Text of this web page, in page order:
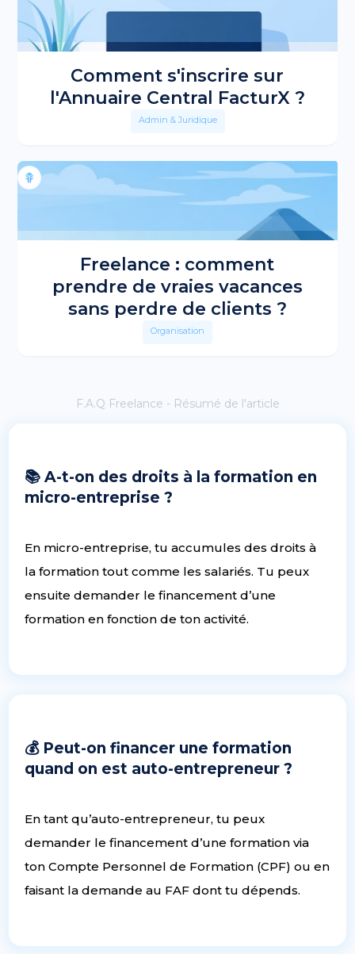
Comment s'inscrire sur
l'Annuaire Central FacturX ?
Admin & Juridique
Freelance : comment
prendre de vraies vacances
sans perdre de clients ?
Organisation
F.A.Q Freelance - Résumé de l'article
📚 A-t-on des droits à la formation en
micro-entreprise ?
En micro-entreprise, tu accumules des droits à
la formation tout comme les salariés. Tu peux
ensuite demander le financement d’une
formation en fonction de ton activité.
💰 Peut-on financer une formation
quand on est auto-entrepreneur ?
En tant qu’auto-entrepreneur, tu peux
demander le financement d’une formation via
ton Compte Personnel de Formation (CPF) ou en
faisant la demande au FAF dont tu dépends.